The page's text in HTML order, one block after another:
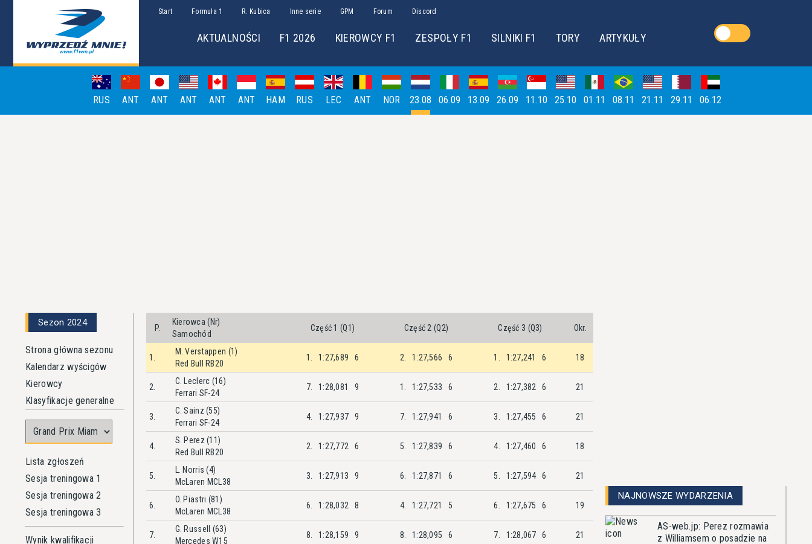
Start Formuła 1 R. Kubica Inne serie GPM Forum Discord
AKTUALNOŚCI F1 2026 KIEROWCY F1 ZESPOŁY F1 SILNIKI F1 TORY ARTYKUŁY
RUS ANT ANT ANT ANT ANT HAM RUS LEC ANT NOR 23.08 06.09 13.09 26.09 11.10 25.10 01.11 08.11 21.11 29.11 06.12
Sezon 2024
Strona główna sezonu
Kalendarz wyścigów
Kierowcy
Klasyfikacje generalne
Lista zgłoszeń
Sesja treningowa 1
Sesja treningowa 2
Sesja treningowa 3
Wynik kwalifikacji
P.
Kierowca (Nr)
Samochód
Część 1 (Q1) Część 2 (Q2) Część 3 (Q3) Okr.
1.
M. Verstappen (1)
Red Bull RB20
1. 1:27,689 6 2. 1:27,566 6 1. 1:27,241 6 18
2.
C. Leclerc (16)
Ferrari SF-24
7. 1:28,081 9 1. 1:27,533 6 2. 1:27,382 6 21
3.
C. Sainz (55)
Ferrari SF-24
4. 1:27,937 9 7. 1:27,941 6 3. 1:27,455 6 21
4.
S. Perez (11)
Red Bull RB20
2. 1:27,772 6 5. 1:27,839 6 4. 1:27,460 6 18
5.
L. Norris (4)
McLaren MCL38
3. 1:27,913 9 6. 1:27,871 6 5. 1:27,594 6 21
6.
O. Piastri (81)
McLaren MCL38
6. 1:28,032 8 4. 1:27,721 5 6. 1:27,675 6 19
7.
G. Russell (63)
Mercedes W15
8. 1:28,159 9 8. 1:28,095 6 7. 1:28,067 6 21
NAJNOWSZE WYDARZENIA
AS-web.jp: Perez rozmawia
z Williamsem o posadzie na